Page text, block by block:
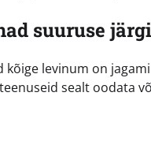
suuruse
levinum on
sealt oodata